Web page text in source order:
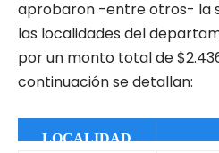
aprobaron -entre otros- la
las localidades del
por un monto total de
continuación se detallan:
LOCALIDAD